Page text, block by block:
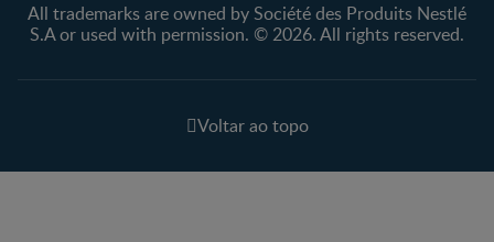
All trademarks are owned by Société des Produits Nestlé
S.A or used with permission. © 2026. All rights reserved.
Voltar ao topo